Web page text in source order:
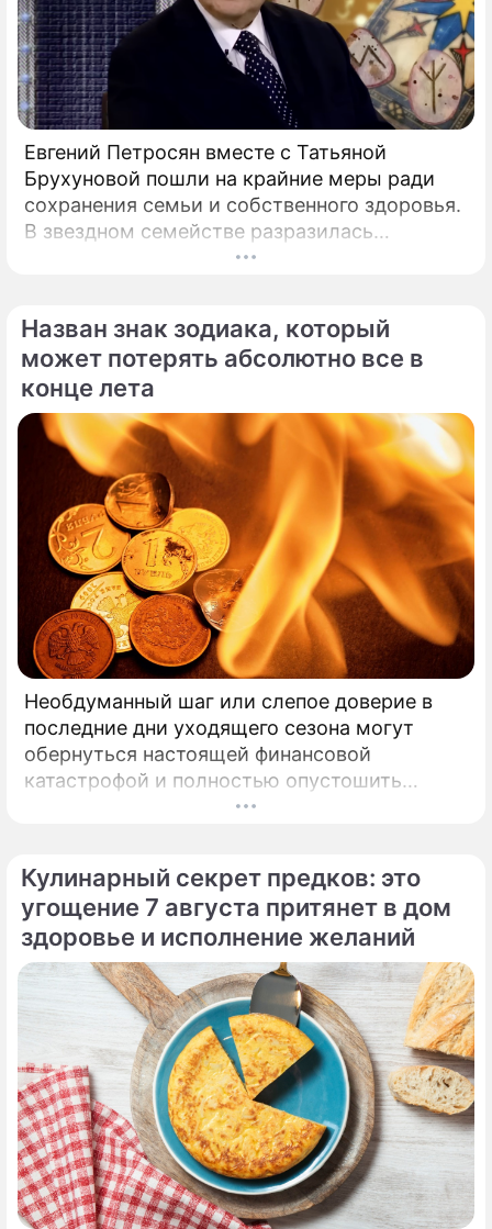
Евгений Петросян вместе с Татьяной
Брухуновой пошли на крайние меры ради
сохранения семьи и собственного здоровья.
В звездном семействе разразилась
настоящая тихая драма, которая вынудила
Назван знак зодиака, который
может потерять абсолютно все в
конце лета
Необдуманный шаг или слепое доверие в
последние дни уходящего сезона могут
обернуться настоящей финансовой
катастрофой и полностью опустошить
кошелек. Известная шаманка и ясновидящая
привык легкомысленно относиться к своим
сбережениям.
Кулинарный секрет предков: это
угощение 7 августа притянет в дом
здоровье и исполнение желаний